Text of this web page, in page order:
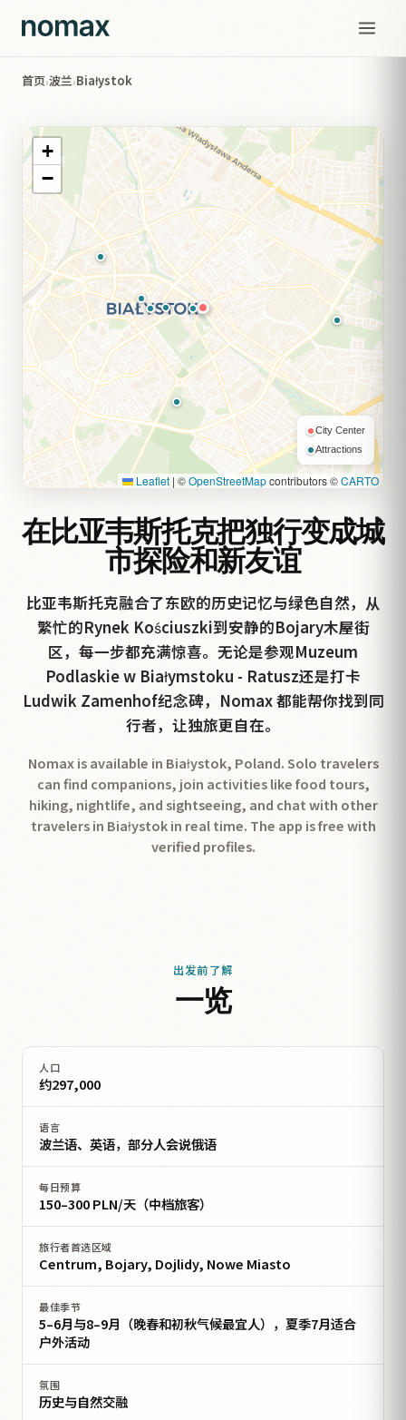
首页›波兰›Białystok
在比亚韦斯托克把独行变成城
市探险和新友谊
比亚韦斯托克融合了东欧的历史记忆与绿色自然，从
繁忙的Rynek Kościuszki到安静的Bojary木屋街
区，每一步都充满惊喜。无论是参观Muzeum
Podlaskie w Białymstoku - Ratusz还是打卡
Ludwik Zamenhof纪念碑，Nomax 都能帮你找到同
行者，让独旅更自在。
Nomax is available in Białystok, Poland. Solo travelers
can find companions, join activities like food tours,
hiking, nightlife, and sightseeing, and chat with other
travelers in Białystok in real time. The app is free with
verified profiles.
+
−
City Center
Attractions
Leaflet | ©OpenStreetMapcontributors ©CARTO
出发前了解
一览
人口
约297,000
语言
波兰语、英语，部分人会说俄语
每日预算
150–300 PLN/天（中档旅客）
旅行者首选区域
Centrum, Bojary, Dojlidy, Nowe Miasto
最佳季节
5–6月与8–9月（晚春和初秋气候最宜人），夏季7月适合
户外活动
氛围
历史与自然交融